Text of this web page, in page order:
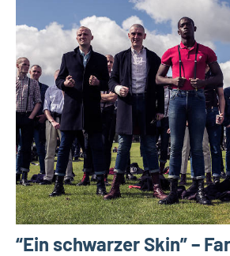
“Ein schwarzer Skin” –